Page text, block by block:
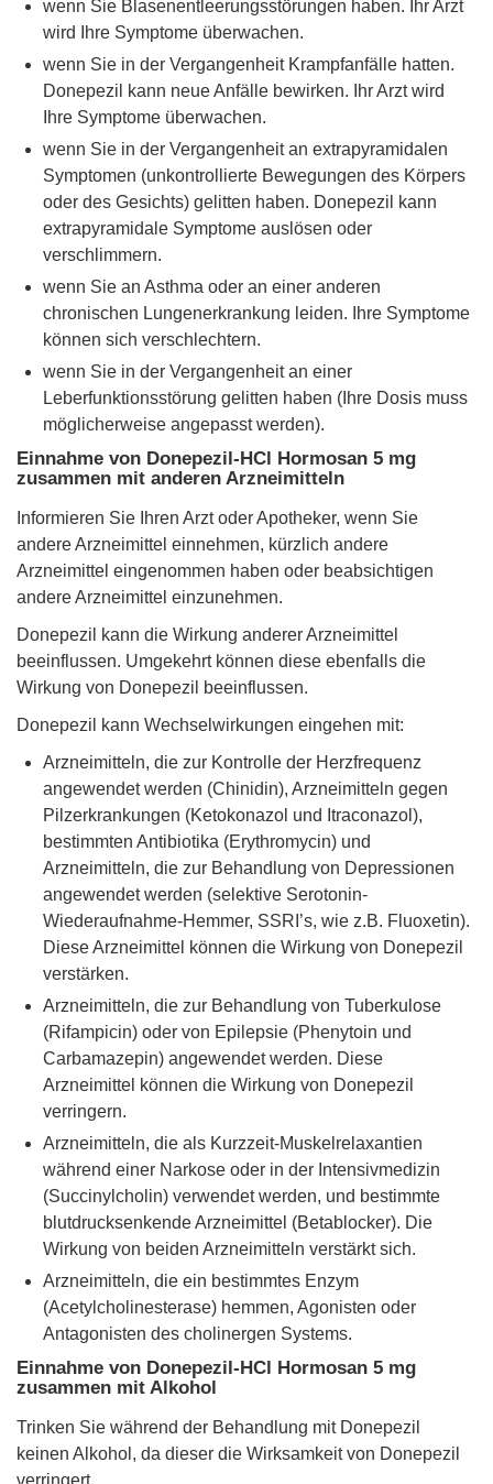
wenn Sie Blasenentleerungsstörungen haben. Ihr Arzt
wird Ihre Symptome überwachen.
wenn Sie in der Vergangenheit Krampfanfälle hatten.
Donepezil kann neue Anfälle bewirken. Ihr Arzt wird
Ihre Symptome überwachen.
wenn Sie in der Vergangenheit an extrapyramidalen
Symptomen (unkontrollierte Bewegungen des Körpers
oder des Gesichts) gelitten haben. Donepezil kann
extrapyramidale Symptome auslösen oder
verschlimmern.
wenn Sie an Asthma oder an einer anderen
chronischen Lungenerkrankung leiden. Ihre Symptome
können sich verschlechtern.
wenn Sie in der Vergangenheit an einer
Leberfunktionsstörung gelitten haben (Ihre Dosis muss
möglicherweise angepasst werden).
Einnahme von Donepezil-HCl Hormosan 5 mg
zusammen mit anderen Arzneimitteln
Informieren Sie Ihren Arzt oder Apotheker, wenn Sie
andere Arzneimittel einnehmen, kürzlich andere
Arzneimittel eingenommen haben oder beabsichtigen
andere Arzneimittel einzunehmen.
Donepezil kann die Wirkung anderer Arzneimittel
beeinflussen. Umgekehrt können diese ebenfalls die
Wirkung von Donepezil beeinflussen.
Donepezil kann Wechselwirkungen eingehen mit:
Arzneimitteln, die zur Kontrolle der Herzfrequenz
angewendet werden (Chinidin), Arzneimitteln gegen
Pilzerkrankungen (Ketokonazol und Itraconazol),
bestimmten Antibiotika (Erythromycin) und
Arzneimitteln, die zur Behandlung von Depressionen
angewendet werden (selektive Serotonin-
Wiederaufnahme-Hemmer, SSRI’s, wie z.B. Fluoxetin).
Diese Arzneimittel können die Wirkung von Donepezil
verstärken.
Arzneimitteln, die zur Behandlung von Tuberkulose
(Rifampicin) oder von Epilepsie (Phenytoin und
Carbamazepin) angewendet werden. Diese
Arzneimittel können die Wirkung von Donepezil
verringern.
Arzneimitteln, die als Kurzzeit-Muskelrelaxantien
während einer Narkose oder in der Intensivmedizin
(Succinylcholin) verwendet werden, und bestimmte
blutdrucksenkende Arzneimittel (Betablocker). Die
Wirkung von beiden Arzneimitteln verstärkt sich.
Arzneimitteln, die ein bestimmtes Enzym
(Acetylcholinesterase) hemmen, Agonisten oder
Antagonisten des cholinergen Systems.
Einnahme von Donepezil-HCl Hormosan 5 mg
zusammen mit Alkohol
Trinken Sie während der Behandlung mit Donepezil
keinen Alkohol, da dieser die Wirksamkeit von Donepezil
verringert.